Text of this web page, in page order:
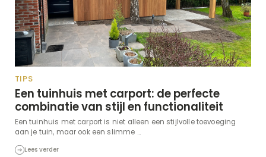
TIPS
Een tuinhuis met carport: de perfecte
combinatie van stijl en functionaliteit
Een tuinhuis met carport is niet alleen een stijlvolle toevoeging
aan je tuin, maar ook een slimme ...
Lees verder